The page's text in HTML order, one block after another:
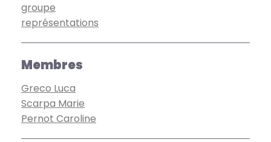
groupe
représentations
Membres
Greco Luca
Scarpa Marie
Pernot Caroline